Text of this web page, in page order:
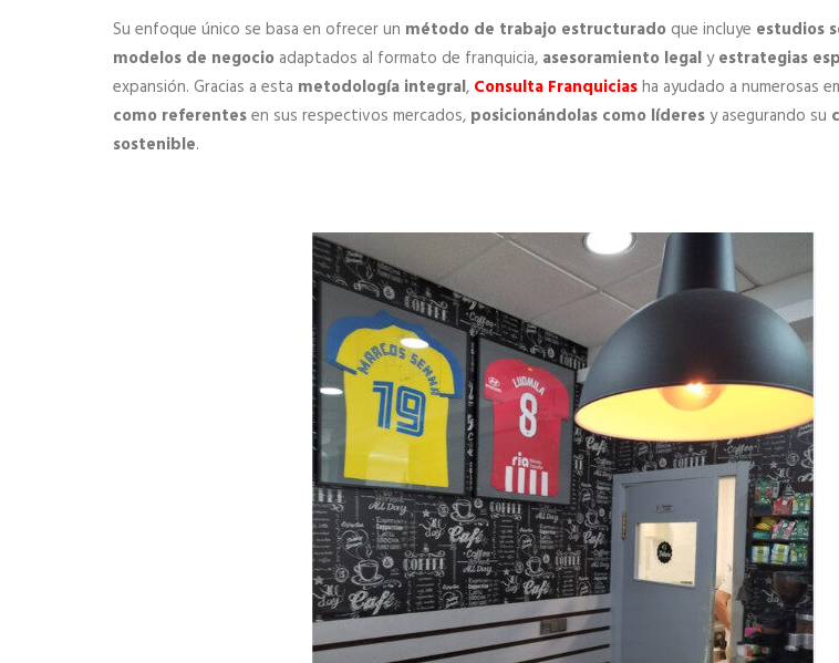
Su enfoque único se basa en ofrecer un método de trabajo estructurado que incluye estudios
modelos de negocio adaptados al formato de franquicia, asesoramiento legalyestrategias
expansión. Gracias a esta metodología integral, Consulta Franquiciasha ayudado a numerosas
como referentesen sus respectivos mercados, posicionándolas como líderesy asegurando su
sostenible.